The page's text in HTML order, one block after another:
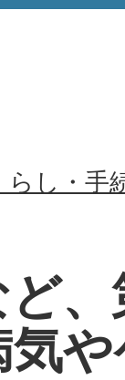
らし・手